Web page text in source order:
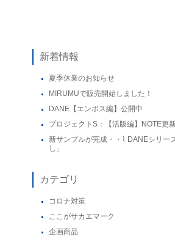
新着情報
夏季休業のお知らせ
MIRUMUで販売開始しました！
DANE【エンボス編】公開中
プロジェクトS：【活版編】NOTE更
新サンプルが完成・・⌇ DANEシリー
し」
カテゴリ
コロナ対策
ここがサカエマーク
企画商品